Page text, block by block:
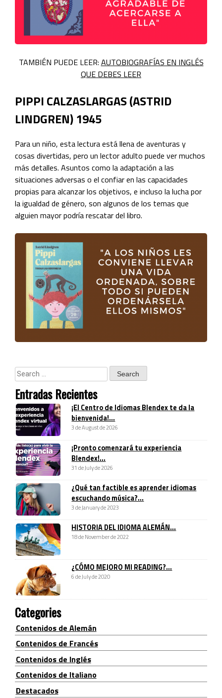
TAMBIÉN PUEDE LEER: AUTOBIOGRAFÍAS EN INGLÉS
QUE DEBES LEER
PIPPI CALZASLARGAS (ASTRID
LINDGREN) 1945
Para un niño, esta lectura está llena de aventuras y
cosas divertidas, pero un lector adulto puede ver muchos
más detalles. Asuntos como la adaptación a las
situaciones adversas o el confiar en las capacidades
propias para alcanzar los objetivos, e incluso la lucha por
la igualdad de género, son algunos de los temas que
alguien mayor podría rescatar del libro.
Entradas Recientes
¡El Centro de Idiomas Blendex te da la
bienvenida!...
3 de August de 2026
¡Pronto comenzará tu experiencia
Blendex!...
31 de July de 2026
¿Qué tan factible es aprender idiomas
escuchando música?...
3 de January de 2023
HISTORIA DEL IDIOMA ALEMÁN...
18 de November de 2022
¿CÓMO MEJORO MI READING?...
6 de July de 2020
Categories
Contenidos de Alemán
Contenidos de Francés
Contenidos de Inglés
Contenidos de Italiano
Destacados